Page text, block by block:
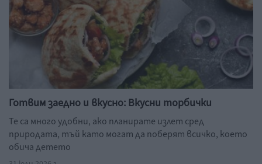
Готвим заедно и вкусно: Вкусни торбички
Те са много удобни, ако планирате излет сред
природата, тъй като могат да поберят всичко, което
обича детето